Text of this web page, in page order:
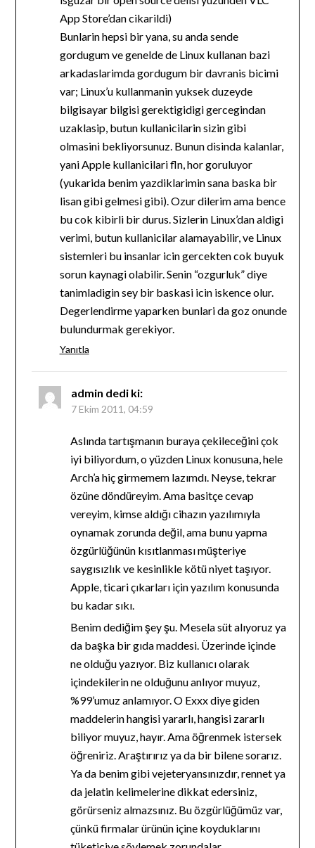
App Store’dan cikarildi)
Bunlarin hepsi bir yana, su anda sende
gordugum ve genelde de Linux kullanan bazi
arkadaslarimda gordugum bir davranis bicimi
var; Linux’u kullanmanin yuksek duzeyde
bilgisayar bilgisi gerektigidigi gercegindan
uzaklasip, butun kullanicilarin sizin gibi
olmasini bekliyorsunuz. Bunun disinda kalanlar,
yani Apple kullanicilari fln, hor goruluyor
(yukarida benim yazdiklarimin sana baska bir
lisan gibi gelmesi gibi). Ozur dilerim ama bence
bu cok kibirli bir durus. Sizlerin Linux’dan aldigi
verimi, butun kullanicilar alamayabilir, ve Linux
sistemleri bu insanlar icin gercekten cok buyuk
sorun kaynagi olabilir. Senin “ozgurluk” diye
tanimladigin sey bir baskasi icin iskence olur.
Degerlendirme yaparken bunlari da goz onunde
bulundurmak gerekiyor.
Yanıtla
admin dedi ki:
7 Ekim 2011, 04:59
Aslında tartışmanın buraya çekileceğini çok
iyi biliyordum, o yüzden Linux konusuna, hele
Arch’a hiç girmemem lazımdı. Neyse, tekrar
özüne döndüreyim. Ama basitçe cevap
vereyim, kimse aldığı cihazın yazılımıyla
oynamak zorunda değil, ama bunu yapma
özgürlüğünün kısıtlanması müşteriye
saygısızlık ve kesinlikle kötü niyet taşıyor.
Apple, ticari çıkarları için yazılım konusunda
bu kadar sıkı.
Benim dediğim şey şu. Mesela süt alıyoruz ya
da başka bir gıda maddesi. Üzerinde içinde
ne olduğu yazıyor. Biz kullanıcı olarak
içindekilerin ne olduğunu anlıyor muyuz,
%99’umuz anlamıyor. O Exxx diye giden
maddelerin hangisi yararlı, hangisi zararlı
biliyor muyuz, hayır. Ama öğrenmek istersek
öğreniriz. Araştırırız ya da bir bilene sorarız.
Ya da benim gibi vejeteryansınızdır, rennet ya
da jelatin kelimelerine dikkat edersiniz,
görürseniz almazsınız. Bu özgürlüğümüz var,
çünkü firmalar ürünün içine koyduklarını